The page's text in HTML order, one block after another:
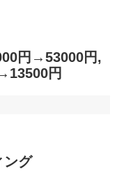
円→53000円,
円
ング